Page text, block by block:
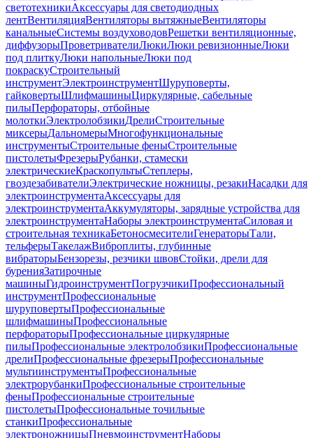
светотехникиАксессуары для светодиодных
лентВентиляцияВентиляторы вытяжныеВентиляторы
канальныеСистемы воздуховодовРешетки вентиляционные,
диффузорыПроветривателиЛюкиЛюки ревизионныеЛюки
под плиткуЛюки напольныеЛюки под
покраскуСтроительный
инструментЭлектроинструментШуруповерты,
гайковертыШлифмашиныЦиркулярные, сабельные
пилыПерфораторы, отбойные
молоткиЭлектролобзикиДрелиСтроительные
миксерыДальномерыМногофункциональные
инструментыСтроительные феныСтроительные
пистолетыФрезерыРубанки, стамески
электрическиеКраскопультыСтеплеры,
гвоздезабивателиЭлектрические ножницы, резакиНасадки для
электроинструментаАксессуары для
электроинструментаАккумуляторы, зарядные устройства для
электроинструментаНаборы электроинструментаСиловая и
строительная техникаБетоносмесителиГенераторыТали,
тельферыТакелажВиброплиты, глубинные
вибраторыБензорезы, резчики швовСтойки, дрели для
буренияЗатирочные
машиныГидроинструментПогрузчикиПрофессиональный
инструментПрофессиональные
шуруповертыПрофессиональные
шлифмашиныПрофессиональные
перфораторыПрофессиональные циркулярные
пилыПрофессиональные электролобзикиПрофессиональные
дрелиПрофессиональные фрезерыПрофессиональные
мультиинструментыПрофессиональные
электрорубанкиПрофессиональные строительные
феныПрофессиональные строительные
пистолетыПрофессиональные точильные
станкиПрофессиональные
электроножницыПневмоинструментНаборы